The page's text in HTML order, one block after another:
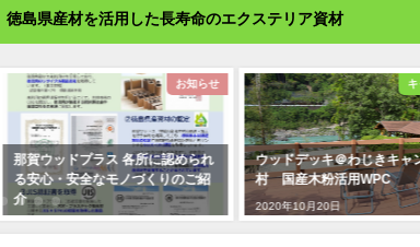
徳島県産材を活用した長寿命のエクステリア資材
お知らせ
那賀ウッドプラス 各所に認められ
る安心・安全なモノづくりのご紹
介
キ
ウッドデッキ＠わじきキャ
村 国産木粉活用WPC
2020年10月20日